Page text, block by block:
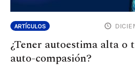
ARTÍCULOS
¿Tener autoestima alta o
auto-compasión?